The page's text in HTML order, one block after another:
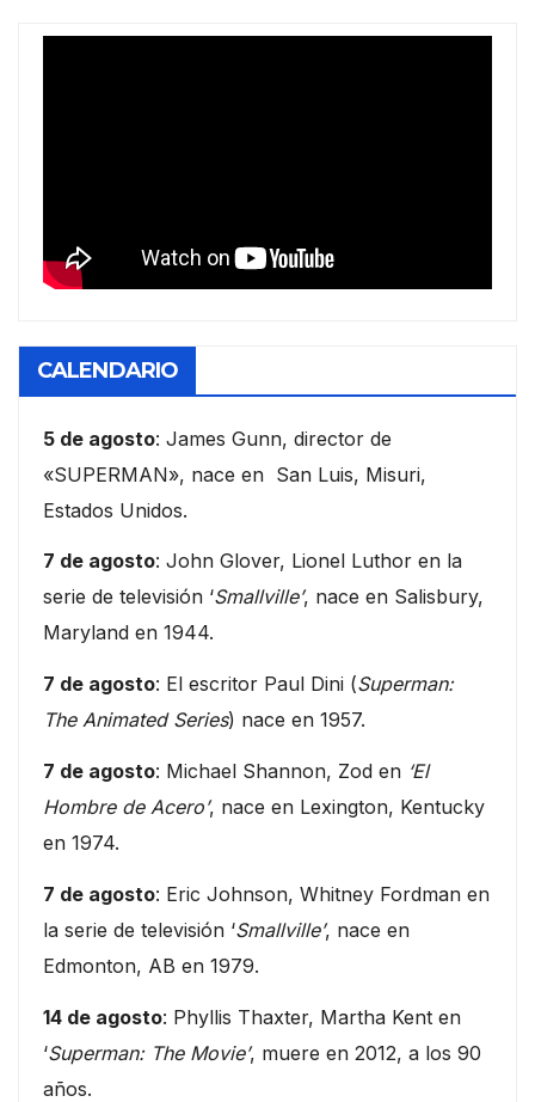
CALENDARIO
5 de agosto: James Gunn, director de
«SUPERMAN», nace en San Luis, Misuri,
Estados Unidos.
7 de agosto: John Glover, Lionel Luthor en la
serie de televisión ‘Smallville’, nace en Salisbury,
Maryland en 1944.
7 de agosto: El escritor Paul Dini (Superman:
The Animated Series) nace en 1957.
7 de agosto: Michael Shannon, Zod en ‘El
Hombre de Acero’, nace en Lexington, Kentucky
en 1974.
7 de agosto: Eric Johnson, Whitney Fordman en
la serie de televisión ‘Smallville’, nace en
Edmonton, AB en 1979.
14 de agosto: Phyllis Thaxter, Martha Kent en
‘Superman: The Movie’, muere en 2012, a los 90
años.